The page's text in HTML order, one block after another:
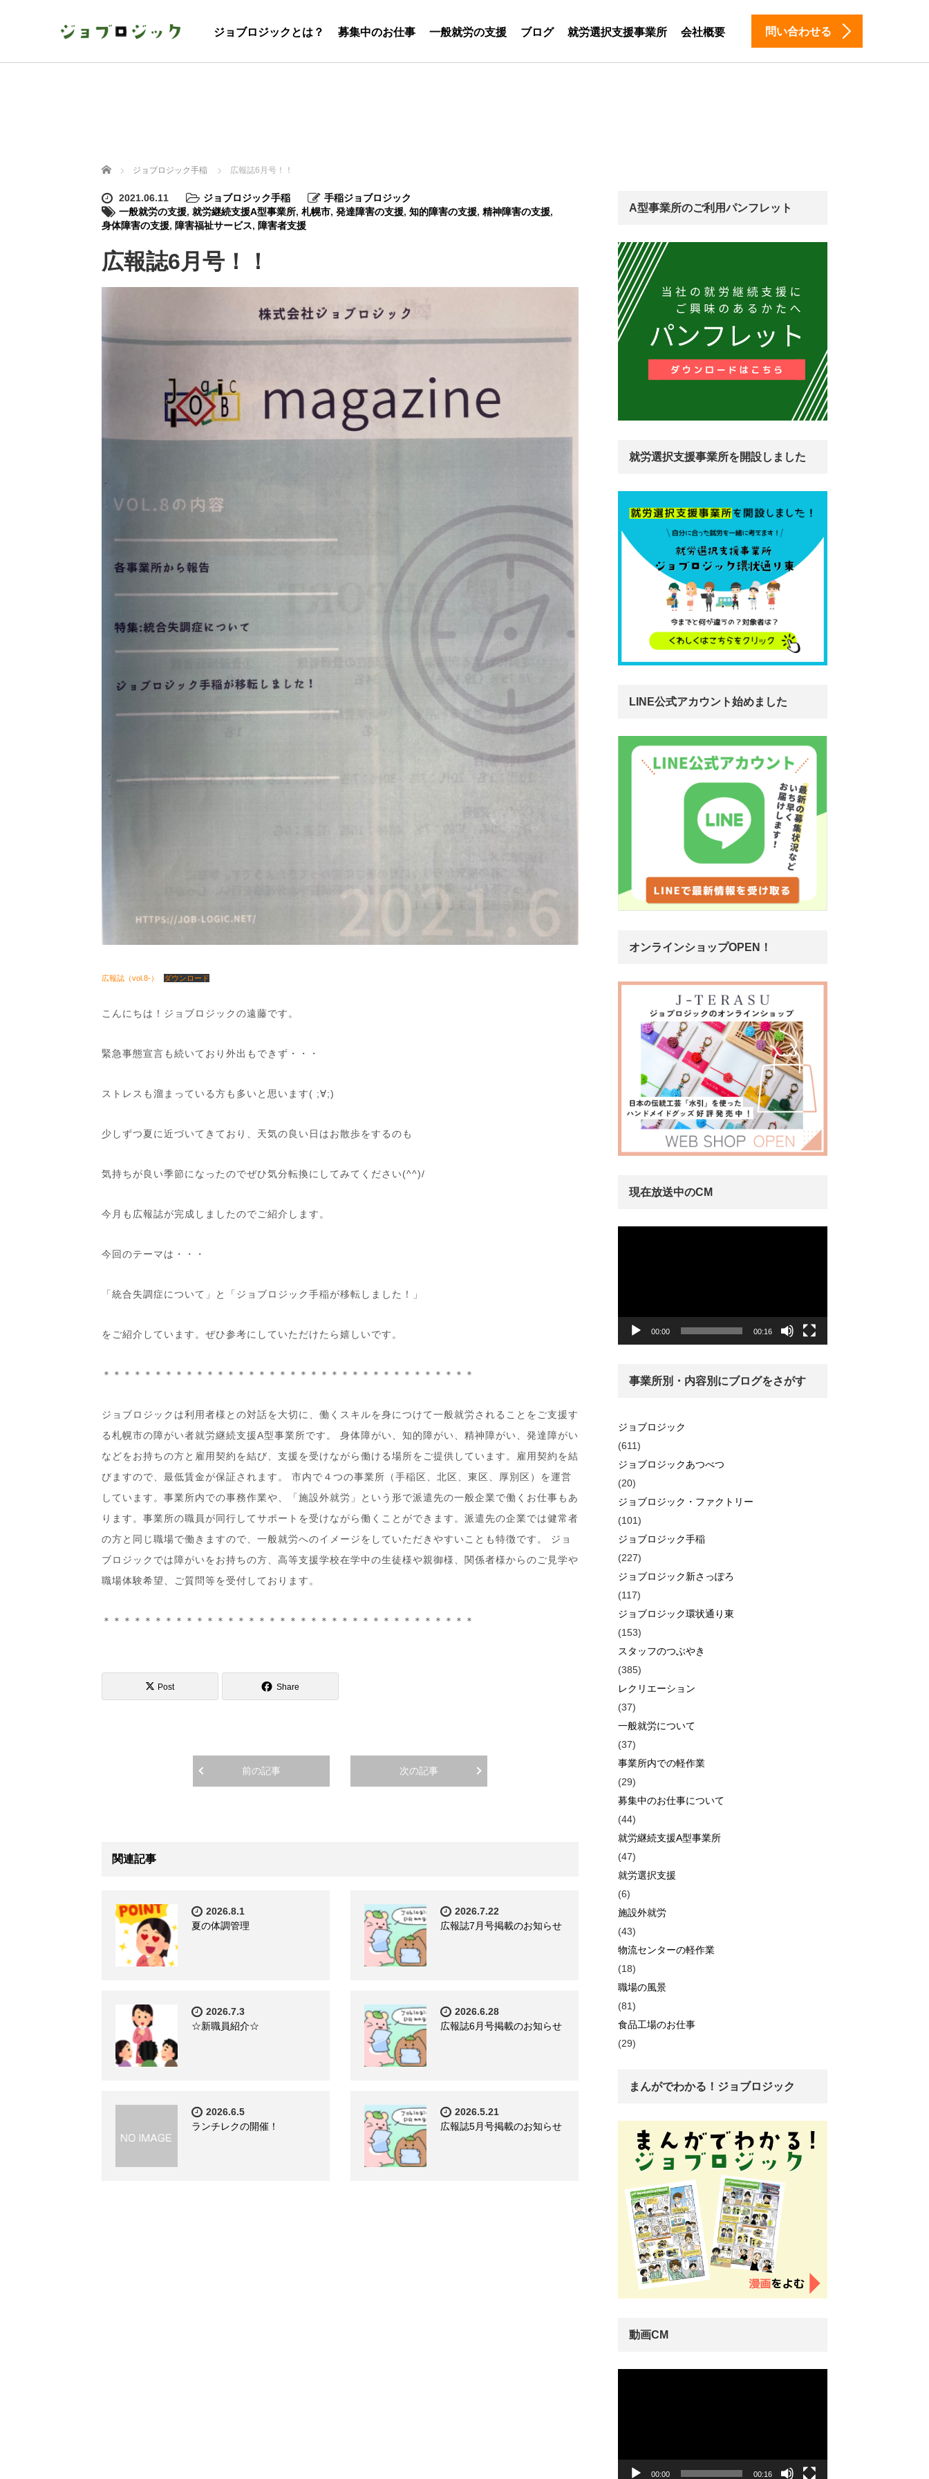
ジョブロジックとは？ 募集中のお仕事 一般就労の支援 ブログ 就労選択支援事業所 会社概要 問い合わせる
ホーム ジョブロジック手稲 広報誌6月号！！
2021.06.11 ジョブロジック手稲
手稲ジョブロジック
一般就労の支援, 就労継続支援A型事業所, 札幌市, 発達障害の支援, 知的障害の支援, 精神障害の支援,
身体障害の支援, 障害福祉サービス, 障害者支援
広報誌6月号！！
広報誌（vol.8-） ダウンロード
こんにちは！ジョブロジックの遠藤です。
緊急事態宣言も続いており外出もできず・・・
ストレスも溜まっている方も多いと思います( ;∀;)
少しずつ夏に近づいてきており、天気の良い日はお散歩をするのも
気持ちが良い季節になったのでぜひ気分転換にしてみてください(^^)/
今月も広報誌が完成しましたのでご紹介します。
今回のテーマは・・・
「統合失調症について」と「ジョブロジック手稲が移転しました！」
をご紹介しています。ぜひ参考にしていただけたら嬉しいです。
＊＊＊＊＊＊＊＊＊＊＊＊＊＊＊＊＊＊＊＊＊＊＊＊＊＊＊＊＊＊＊＊＊＊＊＊
ジョブロジックは利用者様との対話を大切に、働くスキルを身につけて一般就労されることをご支援す
る札幌市の障がい者就労継続支援A型事業所です。 身体障がい、知的障がい、精神障がい、発達障がい
などをお持ちの方と雇用契約を結び、支援を受けながら働ける場所をご提供しています。雇用契約を結
びますので、最低賃金が保証されます。 市内で４つの事業所（手稲区、北区、東区、厚別区）を運営
しています。事業所内での事務作業や、「施設外就労」という形で派遣先の一般企業で働くお仕事もあ
ります。事業所の職員が同行してサポートを受けながら働くことができます。派遣先の企業では健常者
の方と同じ職場で働きますので、一般就労へのイメージをしていただきやすいことも特徴です。 ジョ
ブロジックでは障がいをお持ちの方、高等支援学校在学中の生徒様や親御様、関係者様からのご見学や
職場体験希望、ご質問等を受付しております。
＊＊＊＊＊＊＊＊＊＊＊＊＊＊＊＊＊＊＊＊＊＊＊＊＊＊＊＊＊＊＊＊＊＊＊＊
Post Share
前の記事 次の記事
関連記事
2026.8.1
夏の体調管理
2026.7.22
広報誌7月号掲載のお知らせ
2026.7.3
☆新職員紹介☆
2026.6.28
広報誌6月号掲載のお知らせ
2026.6.5
ランチレクの開催！
2026.5.21
広報誌5月号掲載のお知らせ
A型事業所のご利用パンフレット
就労選択支援事業所を開設しました
LINE公式アカウント始めました
オンラインショップOPEN！
現在放送中のCM
ー
00:00 00:16
事業所別・内容別にブログをさがす
ジョブロジック
(611)
ジョブロジックあつべつ
(20)
ジョブロジック・ファクトリー
(101)
ジョブロジック手稲
(227)
ジョブロジック新さっぽろ
(117)
ジョブロジック環状通り東
(153)
スタッフのつぶやき
(385)
レクリエーション
(37)
一般就労について
(37)
事業所内での軽作業
(29)
募集中のお仕事について
(44)
就労継続支援A型事業所
(47)
就労選択支援
(6)
施設外就労
(43)
物流センターの軽作業
(18)
職場の風景
(81)
食品工場のお仕事
(29)
まんがでわかる！ジョブロジック
動画CM
ー
00:00 00:16